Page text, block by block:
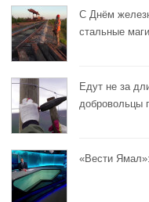
С Днём
стальные
Едут не за
добровольцы
«Вести